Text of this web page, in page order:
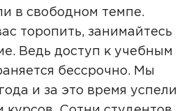
в свободном темпе.
торопить, занимайтесь
Ведь доступ к учебным
бессрочно. Мы
и за это время успели